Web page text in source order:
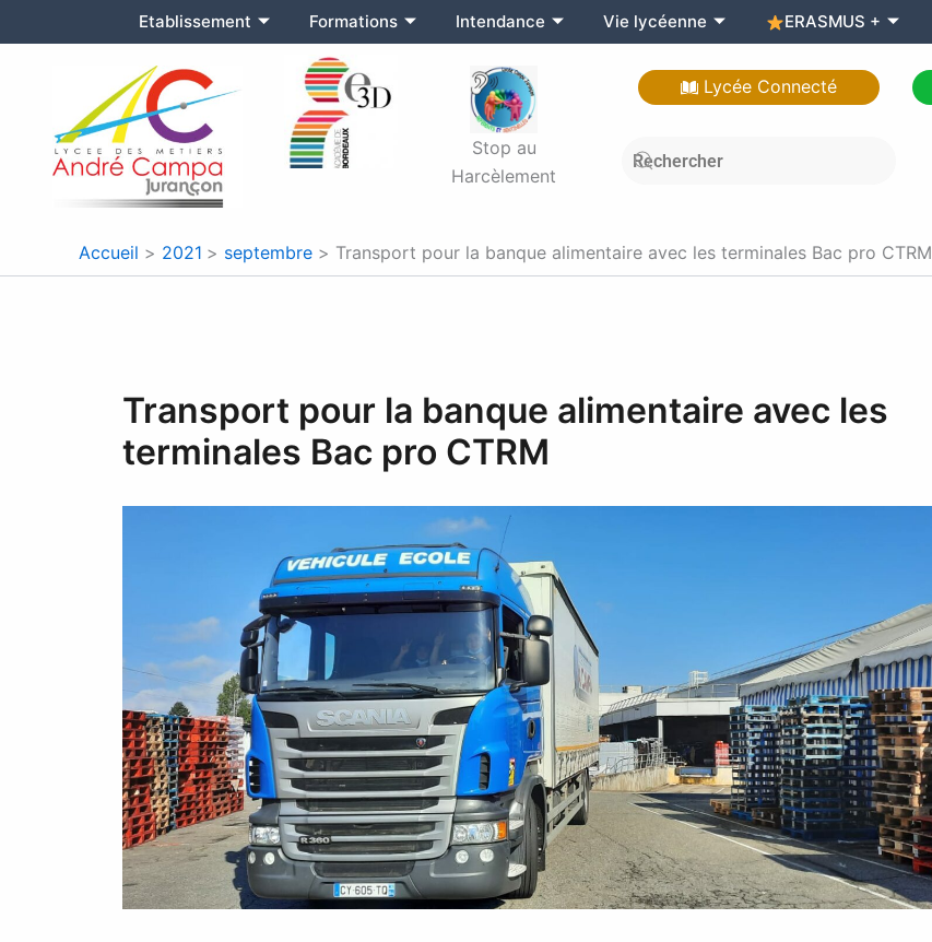
au
Etablissement Formations Intendance Vie lycéenne ERASMUS +
Stop au
Harcèlement
Lycée Connecté
Accueil 2021 septembre Transport pour la banque alimentaire avec les terminales Bac pro CTRM
Transport pour la banque alimentaire avec les
terminales Bac pro CTRM